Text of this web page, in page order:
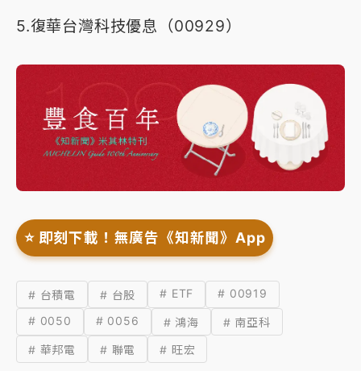
5.復華台灣科技優息（00929）
⭐️ 即刻下載！無廣告《知新聞》App
# 台積電 # 台股 # ETF
# 00919
# 0050
# 0056 # 鴻海
# 南亞科
# 華邦電
# 聯電 # 旺宏